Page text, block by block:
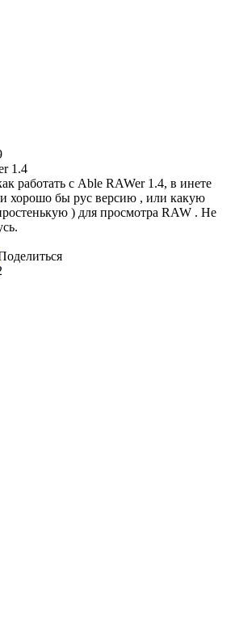
1.4
работать с Able RAWer 1.4, в инете
хорошо бы рус версию , или какую
) для просмотра RAW . Не